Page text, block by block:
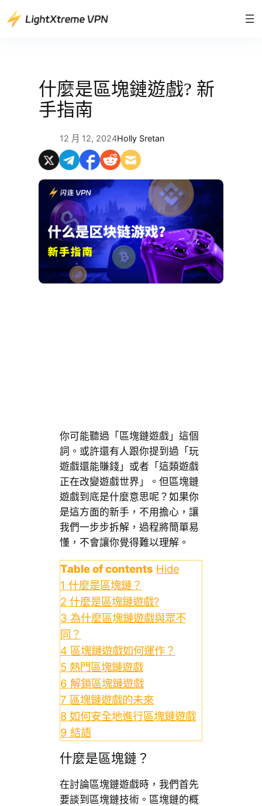
至
什麼是區塊鏈遊戲? 新
手指南
12 月 12, 2024Holly Sretan
你可能聽過「區塊鏈遊戲」這個
詞。或許還有人跟你提到過「玩
遊戲還能賺錢」或者「這類遊戲
正在改變遊戲世界」。但區塊鏈
遊戲到底是什麼意思呢？如果你
是這方面的新手，不用擔心，讓
我們一步步拆解，過程將簡單易
懂，不會讓你覺得難以理解。
Table of contents Hide
1 什麼是區塊鏈？
2 什麼是區塊鏈遊戲?
3 為什麼區塊鏈遊戲與眾不
同？
4 區塊鏈遊戲如何運作？
5 熱門區塊鏈遊戲
6 解鎖區塊鏈遊戲
7 區塊鏈遊戲的未來
8 如何安全地進行區塊鏈遊戲
9 結語
什麼是區塊鏈？
在討論區塊鏈遊戲時，我們首先
要談到區塊鏈技術。區塊鏈的概